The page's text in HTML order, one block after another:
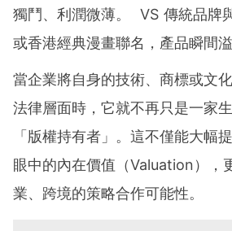
獨鬥、利潤微薄。 VS 傳統品牌
或香港經典漫畫聯名，產品瞬間
當企業將自身的技術、商標或文
法律層面時，它就不再只是一家
「版權持有者」。這不僅能大幅
眼中的內在價值（Valuation），
業、跨境的策略合作可能性。